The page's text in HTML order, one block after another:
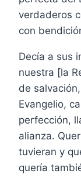
verdaderos
con
Decía a sus
nuestra [la
de
Evangelio,
perfección,
alianza.
tuvieran y
quería